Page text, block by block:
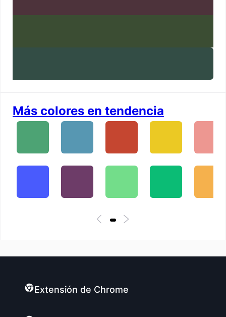
Más colores en tendencia
Extensión de Chrome